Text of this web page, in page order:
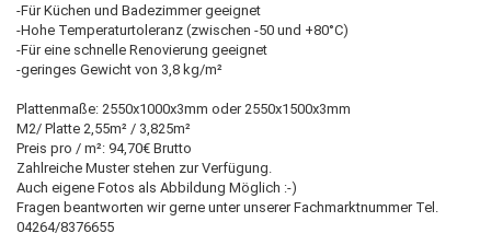
-Für Küchen und Badezimmer geeignet
-Hohe Temperaturtoleranz (zwischen -50 und +80°C)
-Für eine schnelle Renovierung geeignet
-geringes Gewicht von 3,8 kg/m²
Plattenmaße: 2550x1000x3mm oder 2550x1500x3mm
M2/ Platte 2,55m² / 3,825m²
Preis pro / m²: 94,70€ Brutto
Zahlreiche Muster stehen zur Verfügung.
Auch eigene Fotos als Abbildung Möglich :-)
Fragen beantworten wir gerne unter unserer Fachmarktnummer Tel.
04264/8376655